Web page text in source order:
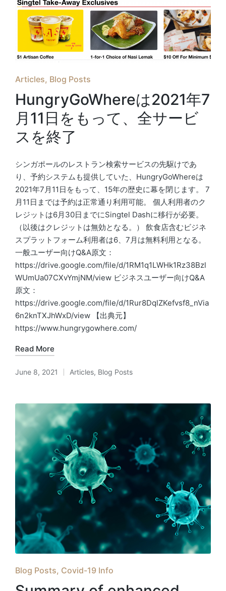
Posted
in
Articles Blog Posts
​HungryGoWhereは2021年7
月11日をもって、全サービ
スを終了
シンガポールのレストラン検索サービスの先駆けであ
り、予約システムも提供していた、​HungryGoWhereは
2021年7月11日をもって、15年の歴史に幕を閉じます。 7
月11日までは予約は正常通り利用可能。 個人利用者のク
レジットは6月30日までにSingtel Dashに移行が必要。
（以後はクレジットは無効となる。） 飲食店含むビジネ
スプラットフォーム利用者は6、7月は無料利用となる。
一般ユーザー向けQ&A原文：
https://drive.google.com/file/d/1RM1q1LWHk1Rz38Bzl
WUmUa07CXvYmjNM/view ビジネスユーザー向けQ&A
原文：
https://drive.google.com/file/d/1Rur8DqlZKefvsf8_nVia
6n2knTXJhWxD/view 【出典元】
https://www.hungrygowhere.com/
Read More
June 8, 2021
Posted
Articles, Blog Posts
Posted
in
Blog Posts Covid-19 Info